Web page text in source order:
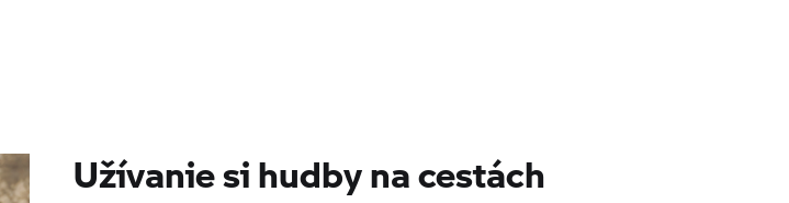
Užívanie si hudby na cestách